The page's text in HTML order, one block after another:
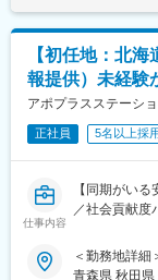
変更の範囲：
文理問わず
後に身に付け
社員の活躍事
覧ください。
https://
■具体的な業
すでに取引
作用・適切
ン活動を行っ
活動に専念
金はあくまで
があります。
【初任地：北
報提供）未経験
アポプラスステーシ
正社員 5名以上採
仕事内容
【同期がい
／社会貢献度
★本ポジショ
・医療を通じ
＜勤務地詳細
青森県 秋田